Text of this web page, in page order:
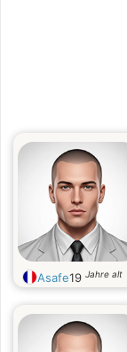
Asafe19 Jahre alt